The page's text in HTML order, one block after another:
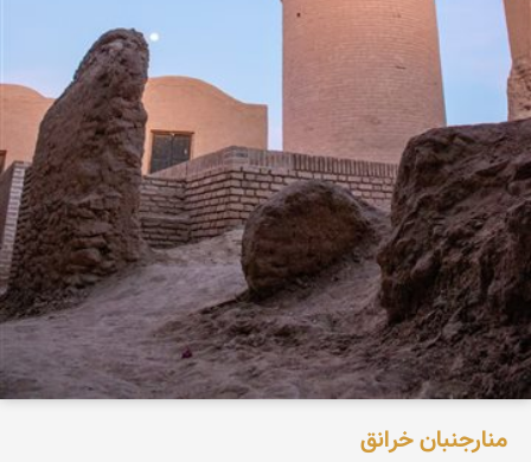
منارجنبان خرانق